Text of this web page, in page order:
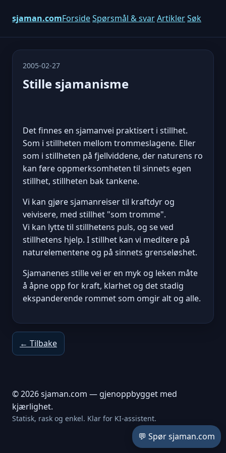
sjaman.comForsideSpørsmål & svarArtiklerSøk
2005-02-27
Stille sjamanisme
Det finnes en sjamanvei praktisert i stillhet.
Som i stillheten mellom trommeslagene. Eller
som i stillheten på fjellviddene, der naturens ro
kan føre oppmerksomheten til sinnets egen
stillhet, stillheten bak tankene.
Vi kan gjøre sjamanreiser til kraftdyr og
veivisere, med stillhet "som tromme".
Vi kan lytte til stillhetens puls, og se ved
stillhetens hjelp. I stillhet kan vi meditere på
naturelementene og på sinnets grenseløshet.
Sjamanenes stille vei er en myk og leken måte
å åpne opp for kraft, klarhet og det stadig
ekspanderende rommet som omgir alt og alle.
← Tilbake
© 2026 sjaman.com — gjenoppbygget med
kjærlighet.
Statisk, rask og enkel. Klar for KI-assistent.
💬 Spør sjaman.com